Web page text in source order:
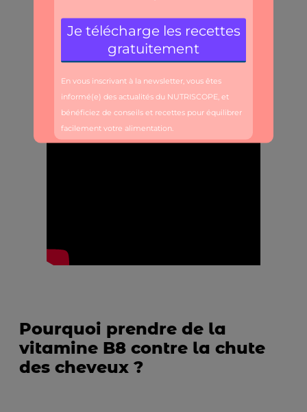
Pourquoi prendre de la
vitamine B8 contre la chute
des cheveux ?